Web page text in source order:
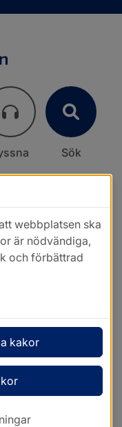
Sök
webbplatsen ska
är nödvändiga,
och förbättrad
kakor